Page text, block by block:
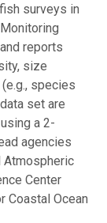
surveys in
reports
size
species
set are
a 2-
agencies
Atmospheric
Center
Coastal Ocean